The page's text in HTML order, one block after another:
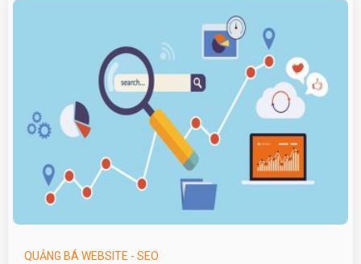
QUẢNG BÁ WEBSITE - SEO